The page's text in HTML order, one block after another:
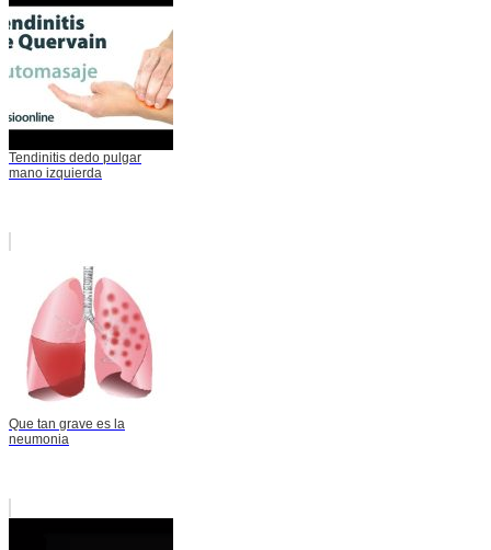
Tendinitis dedo pulgar
mano izquierda
Que tan grave es la
neumonia